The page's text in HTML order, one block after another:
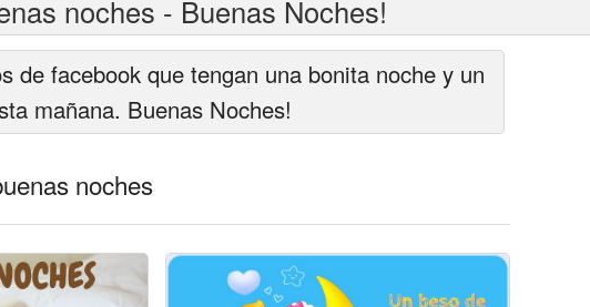
noches - Buenas Noches!
de facebook que tengan una bonita noche y un
mañana. Buenas Noches!
noches